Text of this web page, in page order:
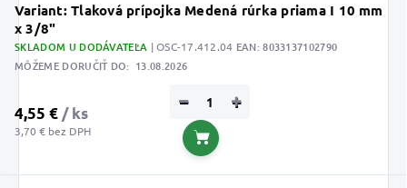
Variant: Tlaková prípojka Medená rúrka priama I 10 mm
x 3/8"
SKLADOM U DODÁVATEĽA | OSC-17.412.04 EAN:8033137102790
MÔŽEME DORUČIŤ DO: 13.08.2026
4,55 € / ks
3,70 € bez DPH
+
−
Do košíka